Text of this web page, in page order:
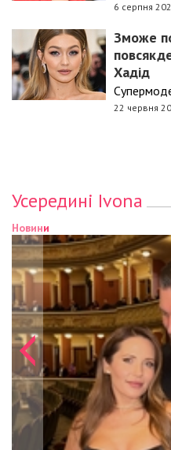
6 серпня
Зможе
Хадід
22 червня
Усередині Ivona
Новини